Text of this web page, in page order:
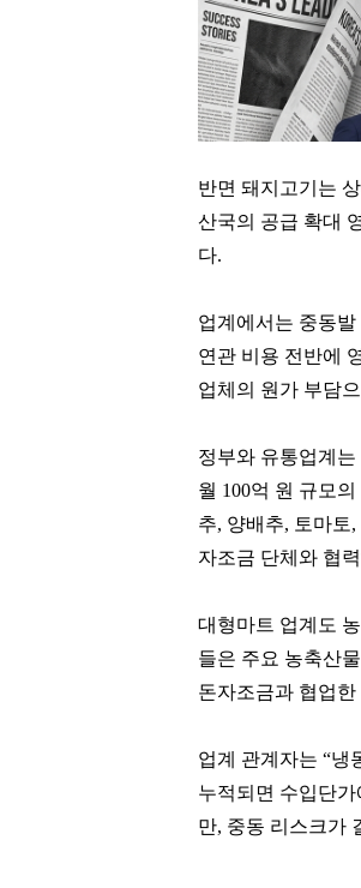
이만득
[관련 기사]
노블하임
팬클럽 참여
반면 돼지고기는
산국의 공급 확대
다.
업계에서는 중동
연관 비용 전반에
업체의 원가 부담
정부와 유통업계
월 100억 원 규모
추, 양배추, 토마토,
자조금 단체와 협
대형마트 업계도
들은 주요 농축산
돈자조금과 협업
업계 관계자는 “냉
누적되면 수입단
만, 중동 리스크가